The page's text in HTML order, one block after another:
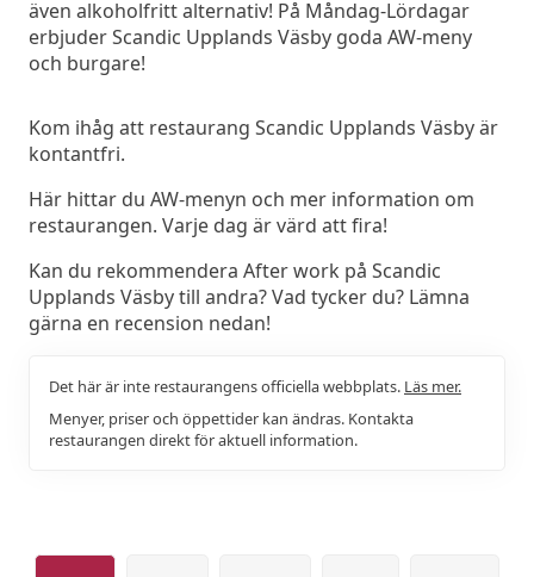
även alkoholfritt alternativ! På Måndag-Lördagar
erbjuder Scandic Upplands Väsby goda AW-meny
och burgare!
Kom ihåg att restaurang Scandic Upplands Väsby är
kontantfri.
Här hittar du AW-menyn och mer information om
restaurangen. Varje dag är värd att fira!
Kan du rekommendera After work på Scandic
Upplands Väsby till andra? Vad tycker du? Lämna
gärna en recension nedan!
Det här är inte restaurangens officiella webbplats. Läs mer.
Menyer, priser och öppettider kan ändras. Kontakta
restaurangen direkt för aktuell information.